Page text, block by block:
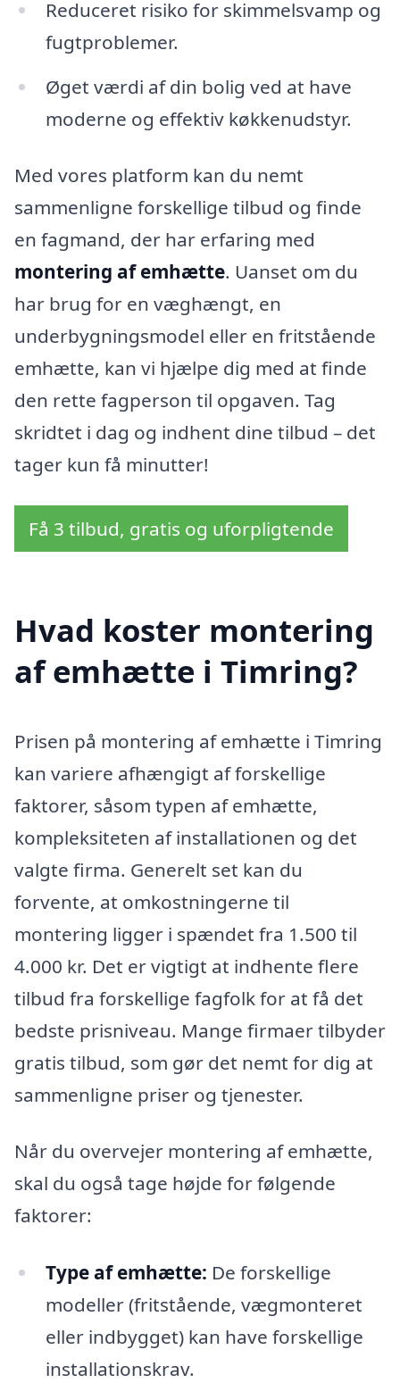
Reduceret risiko for skimmelsvamp og
fugtproblemer.
Øget værdi af din bolig ved at have
moderne og effektiv køkkenudstyr.
Med vores platform kan du nemt
sammenligne forskellige tilbud og finde
en fagmand, der har erfaring med
montering af emhætte. Uanset om du
har brug for en væghængt, en
underbygningsmodel eller en fritstående
emhætte, kan vi hjælpe dig med at finde
den rette fagperson til opgaven. Tag
skridtet i dag og indhent dine tilbud – det
tager kun få minutter!
Få 3 tilbud, gratis og uforpligtende
Hvad koster montering
af emhætte i Timring?
Prisen på montering af emhætte i Timring
kan variere afhængigt af forskellige
faktorer, såsom typen af emhætte,
kompleksiteten af installationen og det
valgte firma. Generelt set kan du
forvente, at omkostningerne til
montering ligger i spændet fra 1.500 til
4.000 kr. Det er vigtigt at indhente flere
tilbud fra forskellige fagfolk for at få det
bedste prisniveau. Mange firmaer tilbyder
gratis tilbud, som gør det nemt for dig at
sammenligne priser og tjenester.
Når du overvejer montering af emhætte,
skal du også tage højde for følgende
faktorer:
Type af emhætte: De forskellige
modeller (fritstående, vægmonteret
eller indbygget) kan have forskellige
installationskrav.